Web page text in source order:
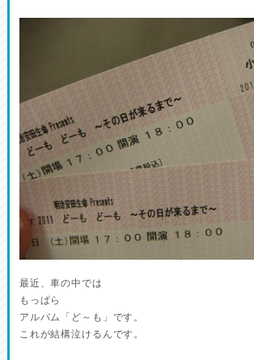
最近、車の中では
もっぱら
アルバム「ど～も」です。
これが結構泣けるんです。